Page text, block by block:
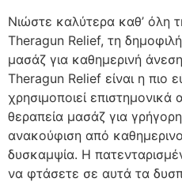
Νιώστε καλύτερα καθ’ όλη
Theragun Relief, τη
μασάζ για καθημερινή
Theragun Relief είναι η πιο
χρησιμοποιεί
θεραπεία μασάζ για
ανακούφιση από
δυσκαμψία. Η
να φτάσετε σε αυτά τα